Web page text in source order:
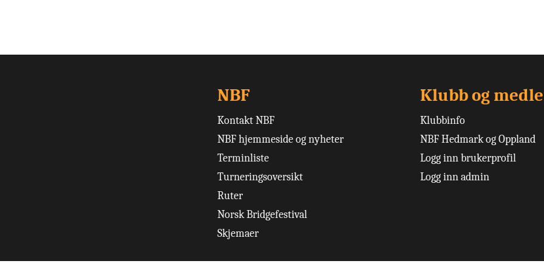
NBF
Kontakt NBF
NBF hjemmeside og nyheter
Terminliste
Turneringsoversikt
Ruter
Norsk Bridgefestival
Skjemaer
Klubb og
Klubbinfo
NBF Hedmark og Oppland
Logg inn brukerprofil
Logg inn admin